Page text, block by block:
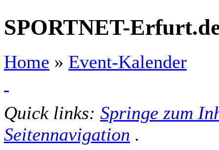
SPORTNET-
Home » Event-Kalender
Quick links: Springe zum
Seitennavigation .